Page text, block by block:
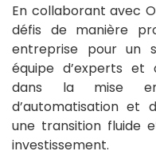
En collaborant avec
défis de manière
entreprise pour un
équipe d’experts et
dans la mise
d’automatisation et
une transition fluide
investissement.